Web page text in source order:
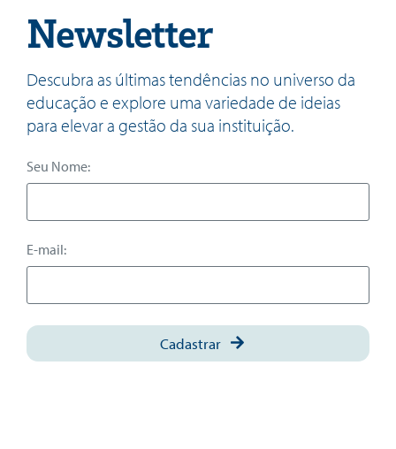
Newsletter
Descubra as últimas tendências no universo da
educação e explore uma variedade de ideias
para elevar a gestão da sua instituição.
Seu Nome:
E-mail:
Cadastrar